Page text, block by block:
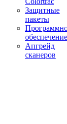
Защитные
пакеты
обеспечение
Апгрейд
сканеров